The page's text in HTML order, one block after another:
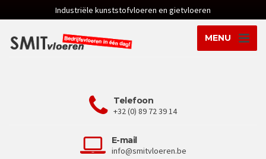
Industriële kunststofvloeren en gietvloeren
MENU
Telefoon
+32 (0) 89 72 39 14
E-mail
info@smitvloeren.be